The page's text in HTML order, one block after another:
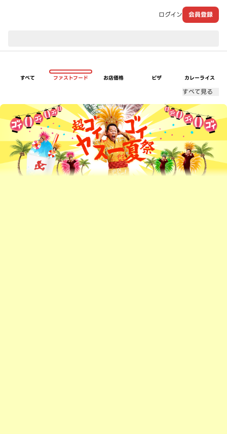
ログイン 会員登録
すべて ファストフード お店価格 ピザ カレーライス
すべて見る
超ゴイゴイヤスー夏祭